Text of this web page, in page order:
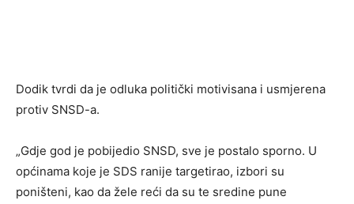
Dodik tvrdi da je odluka politički motivisana i usmjerena
protiv SNSD-a.
„Gdje god je pobijedio SNSD, sve je postalo sporno. U
općinama koje je SDS ranije targetirao, izbori su
poništeni, kao da žele reći da su te sredine pune